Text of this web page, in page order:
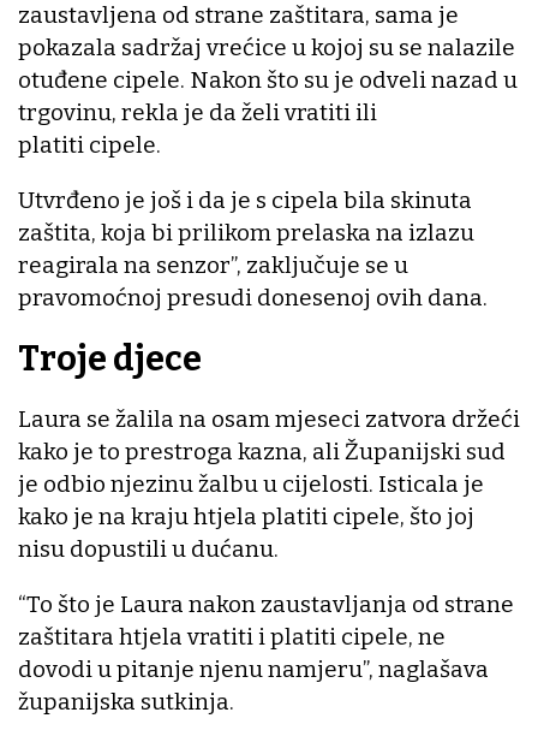
zaustavljena od strane zaštitara, sama je
pokazala sadržaj vrećice u kojoj su se nalazile
otuđene cipele. Nakon što su je odveli nazad u
trgovinu, rekla je da želi vratiti ili
platiti cipele.
Utvrđeno je još i da je s cipela bila skinuta
zaštita, koja bi prilikom prelaska na izlazu
reagirala na senzor”, zaključuje se u
pravomoćnoj presudi donesenoj ovih dana.
Troje djece
Laura se žalila na osam mjeseci zatvora držeći
kako je to prestroga kazna, ali Županijski sud
je odbio njezinu žalbu u cijelosti. Isticala je
kako je na kraju htjela platiti cipele, što joj
nisu dopustili u dućanu.
“To što je Laura nakon zaustavljanja od strane
zaštitara htjela vratiti i platiti cipele, ne
dovodi u pitanje njenu namjeru”, naglašava
županijska sutkinja.